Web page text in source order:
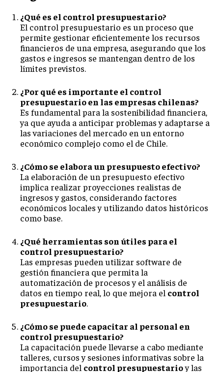
¿Qué es el control presupuestario?
El control presupuestario es un proceso que
permite gestionar eficientemente los recursos
financieros de una empresa, asegurando que los
gastos e ingresos se mantengan dentro de los
límites previstos.
¿Por qué es importante el control
presupuestario en las empresas chilenas?
Es fundamental para la sostenibilidad financiera,
ya que ayuda a anticipar problemas y adaptarse a
las variaciones del mercado en un entorno
económico complejo como el de Chile.
¿Cómo se elabora un presupuesto efectivo?
La elaboración de un presupuesto efectivo
implica realizar proyecciones realistas de
ingresos y gastos, considerando factores
económicos locales y utilizando datos históricos
como base.
¿Qué herramientas son útiles para el
control presupuestario?
Las empresas pueden utilizar software de
gestión financiera que permita la
automatización de procesos y el análisis de
datos en tiempo real, lo que mejora el control
presupuestario.
¿Cómo se puede capacitar al personal en
control presupuestario?
La capacitación puede llevarse a cabo mediante
talleres, cursos y sesiones informativas sobre la
importancia del control presupuestarioy las